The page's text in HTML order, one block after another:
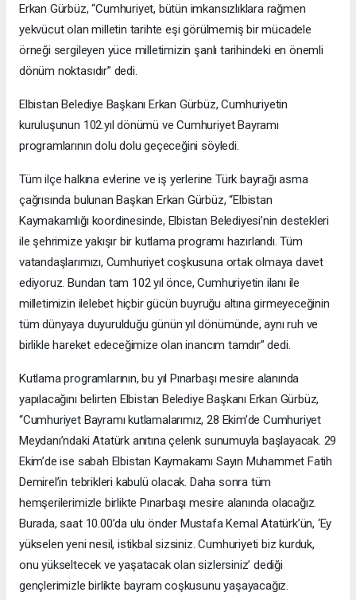
Erkan Gürbüz, “Cumhuriyet, bütün imkansızlıklara rağmen
yekvücut olan milletin tarihte eşi görülmemiş bir mücadele
örneği sergileyen yüce milletimizin şanlı tarihindeki en önemli
dönüm noktasıdır” dedi.
Elbistan Belediye Başkanı Erkan Gürbüz, Cumhuriyetin
kuruluşunun 102.yıl dönümü ve Cumhuriyet Bayramı
programlarının dolu dolu geçeceğini söyledi.
Tüm ilçe halkına evlerine ve iş yerlerine Türk bayrağı asma
çağrısında bulunan Başkan Erkan Gürbüz, “Elbistan
Kaymakamlığı koordinesinde, Elbistan Belediyesi’nin destekleri
ile şehrimize yakışır bir kutlama programı hazırlandı. Tüm
vatandaşlarımızı, Cumhuriyet coşkusuna ortak olmaya davet
ediyoruz. Bundan tam 102 yıl önce, Cumhuriyetin ilanı ile
milletimizin ilelebet hiçbir gücün buyruğu altına girmeyeceğinin
tüm dünyaya duyurulduğu günün yıl dönümünde, aynı ruh ve
birlikle hareket edeceğimize olan inancım tamdır” dedi.
Kutlama programlarının, bu yıl Pınarbaşı mesire alanında
yapılacağını belirten Elbistan Belediye Başkanı Erkan Gürbüz,
“Cumhuriyet Bayramı kutlamalarımız, 28 Ekim’de Cumhuriyet
Meydanı’ndaki Atatürk anıtına çelenk sunumuyla başlayacak. 29
Ekim’de ise sabah Elbistan Kaymakamı Sayın Muhammet Fatih
Demirel’in tebrikleri kabulü olacak. Daha sonra tüm
hemşerilerimizle birlikte Pınarbaşı mesire alanında olacağız.
Burada, saat 10.00’da ulu önder Mustafa Kemal Atatürk’ün, ‘Ey
yükselen yeni nesil, istikbal sizsiniz. Cumhuriyeti biz kurduk,
onu yükseltecek ve yaşatacak olan sizlersiniz’ dediği
gençlerimizle birlikte bayram coşkusunu yaşayacağız.